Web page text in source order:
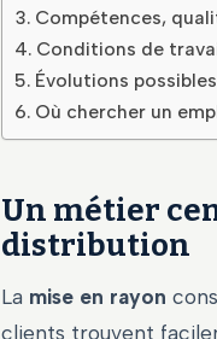
Compétences,
Conditions de
Évolutions
Où chercher un
Un métier
distribution
La mise en rayon
clients trouvent